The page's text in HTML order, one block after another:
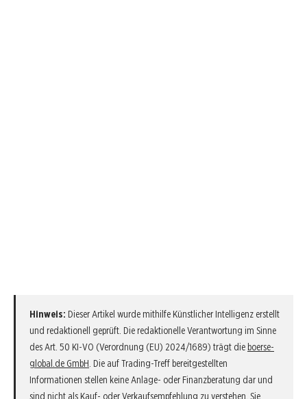
Hinweis: Dieser Artikel wurde mithilfe Künstlicher Intelligenz erstellt
und redaktionell geprüft. Die redaktionelle Verantwortung im Sinne
des Art. 50 KI-VO (Verordnung (EU) 2024/1689) trägt die boerse-
global.de GmbH . Die auf Trading-Treff bereitgestellten
Informationen stellen keine Anlage- oder Finanzberatung dar und
sind nicht als Kauf- oder Verkaufsempfehlung zu verstehen. Sie